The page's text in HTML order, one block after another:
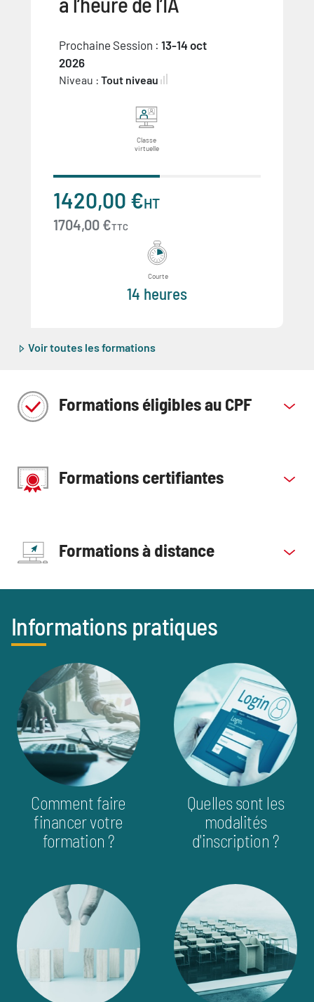
Prochaine Session : 13-14 oct
2026
Niveau : Tout niveau
Classe
virtuelle
1420,00 €HT
1704,00 €TTC
Courte
14 heures
Voir toutes les formations
Formations éligibles au CPF
Formations certifiantes
Formations à distance
Titre
Informations pratiques
info_pratique
image
Comment faire
financer votre
formation ?
image
Quelles sont les
modalités
d'inscription ?
image image